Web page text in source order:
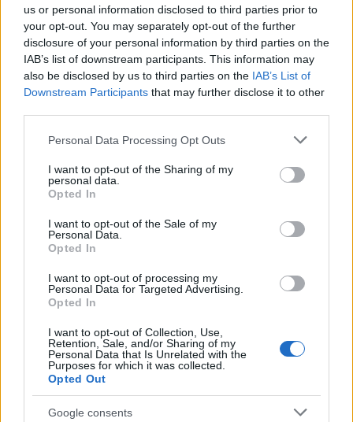
us or personal information disclosed to third parties prior to
your opt-out. You may separately opt-out of the further
disclosure of your personal information by third parties on the
IAB’s list of downstream participants. This information may
also be disclosed by us to third parties on the IAB’s List of
Downstream Participants that may further disclose it to other
Please note that this website/app uses one or more Google
not limited to your visit or usage behaviour. You may click to
grant or deny consent to Google and its third-party tags to
use your data for below specified purposes in below Google
consent section.
Personal Data Processing Opt Outs
I want to opt-out of the Sharing of my
personal data.
Opted In
I want to opt-out of the Sale of my
Personal Data.
Opted In
I want to opt-out of processing my
Personal Data for Targeted Advertising.
Opted In
I want to opt-out of Collection, Use,
Retention, Sale, and/or Sharing of my
Personal Data that Is Unrelated with the
Purposes for which it was collected.
Opted Out
Google consents
Rend kell, erkölcs, sebaj, ha avitt,
de ne hidd, hogy elviszi a folyó kakit.
Fejet a homokba, s fel a Dologra!
Ki lesz most kinek újból a foglya?
vastag a maszk, pattog a festék,
Gagyog a gagyi s tán leesik valami,
Talpra magyar? Így volt ez mindég,
saját hazádban lehettél vendég.
Én kicsi népem, a segged kilóg,
magadra szedhetnél néhány kilót,
frissensült hajléktalan jó lesz talán,
vagy libsi, meleg, zsidó, cigány?
Bűnös kell, tettes, jól kenhető,
izeg és buzog a tetterő:
Állj be a sorba és tartsd a pofád,
vagy keress magadnak másik hazát!